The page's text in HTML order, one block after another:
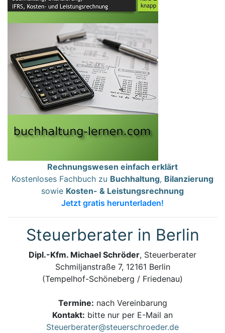
Rechnungswesen einfach erklärt
Kostenloses Fachbuch zu Buchhaltung, Bilanzierung
sowie Kosten- & Leistungsrechnung
Jetzt gratis herunterladen!
Steuerberater in Berlin
Dipl.-Kfm. Michael Schröder, Steuerberater
Schmiljanstraße 7, 12161 Berlin
(Tempelhof-Schöneberg / Friedenau)
Termine: nach Vereinbarung
Kontakt: bitte nur per E-Mail an
Steuerberater@steuerschroeder.de